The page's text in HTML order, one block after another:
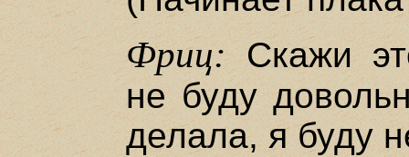
Фриц:Скажи
не буду
делала, я буду